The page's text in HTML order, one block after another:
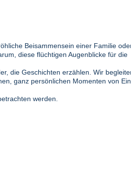
Beisammensein einer Familie
diese flüchtigen Augenblicke für die
die Geschichten erzählen. Wir
ganz persönlichen Momenten von
werden.